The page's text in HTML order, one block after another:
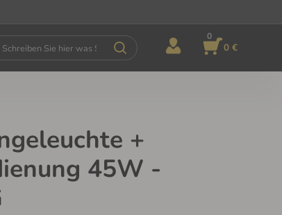
0
0 €
+
45W -